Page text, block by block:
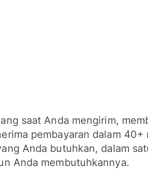
saat Anda mengirim,
pembayaran dalam 40+
Anda butuhkan, dalam
Anda membutuhkannya.